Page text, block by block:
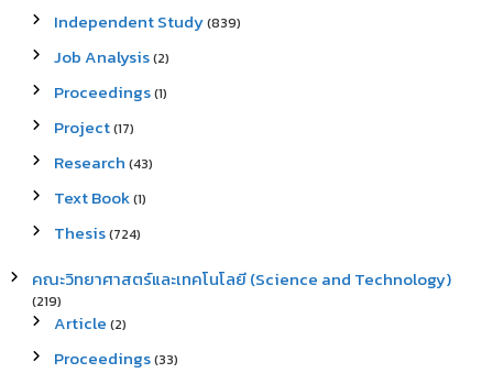
Independent Study(839)
Job Analysis(2)
Proceedings(1)
Project(17)
Research (43)
Text Book(1)
Thesis(724)
คณะวิทยาศาสตร์และเทคโนโลยี (Science and Technology)
(219)
Article (2)
Proceedings(33)